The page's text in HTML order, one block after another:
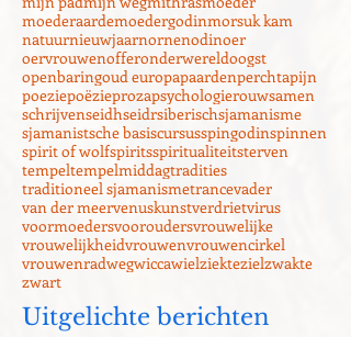
mariamatriarchaalmatronenmenstruatie
mijn padmijn wegmithrasmoeder
moederaardemoedergodinmorsuk kam
natuurnieuwjaarnornenodinoer
oervrouwenofferonderwereldoogst
openbaringoud europapaardenperchtapijn
poeziepoëzieprozapsychologierouwsamen
schrijvenseidhseidrsiberischsjamanisme
sjamanistsche basiscursusspingodin
spirit of wolfspiritsspiritualiteitsterven
tempeltempelmiddagtradities
traditioneel sjamanismetrancevader
van der meervenuskunstverdrietvirus
voormoedersvooroudersvrouwelijke
vrouwelijkheid vrouwen
zwart